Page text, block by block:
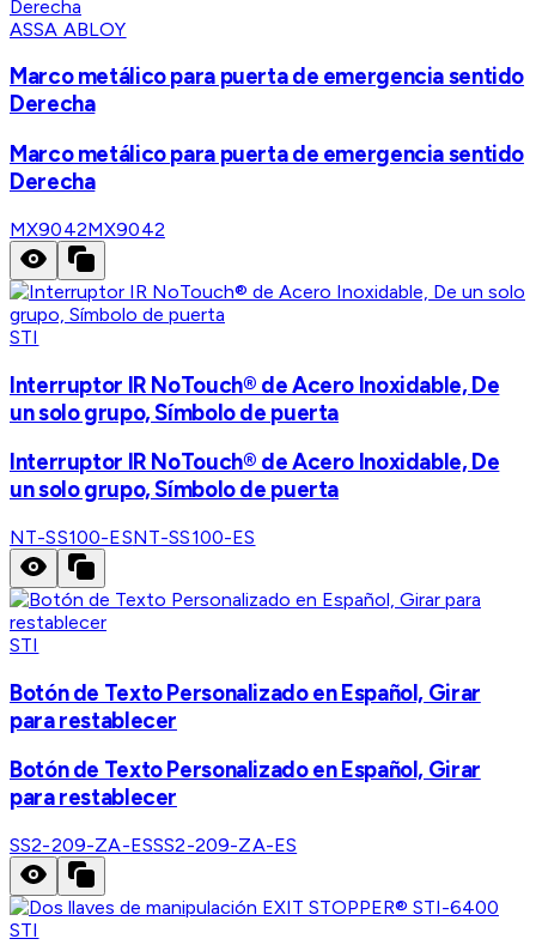
ASSA ABLOY
Marco metálico para puerta de emergencia sentido
Derecha
Marco metálico para puerta de emergencia sentido
Derecha
MX9042MX9042
STI
Interruptor IR NoTouch® de Acero Inoxidable, De
un solo grupo, Símbolo de puerta
Interruptor IR NoTouch® de Acero Inoxidable, De
un solo grupo, Símbolo de puerta
NT-SS100-ESNT-SS100-ES
STI
Botón de Texto Personalizado en Español, Girar
para restablecer
Botón de Texto Personalizado en Español, Girar
para restablecer
SS2-209-ZA-ESSS2-209-ZA-ES
STI